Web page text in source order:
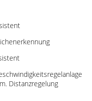
Distanzregelung